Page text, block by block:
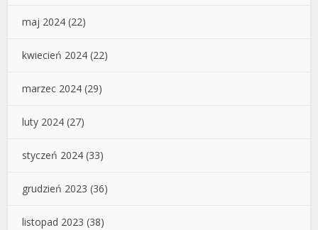
maj 2024 (22)
kwiecień 2024 (22)
marzec 2024 (29)
luty 2024 (27)
styczeń 2024 (33)
grudzień 2023 (36)
listopad 2023 (38)